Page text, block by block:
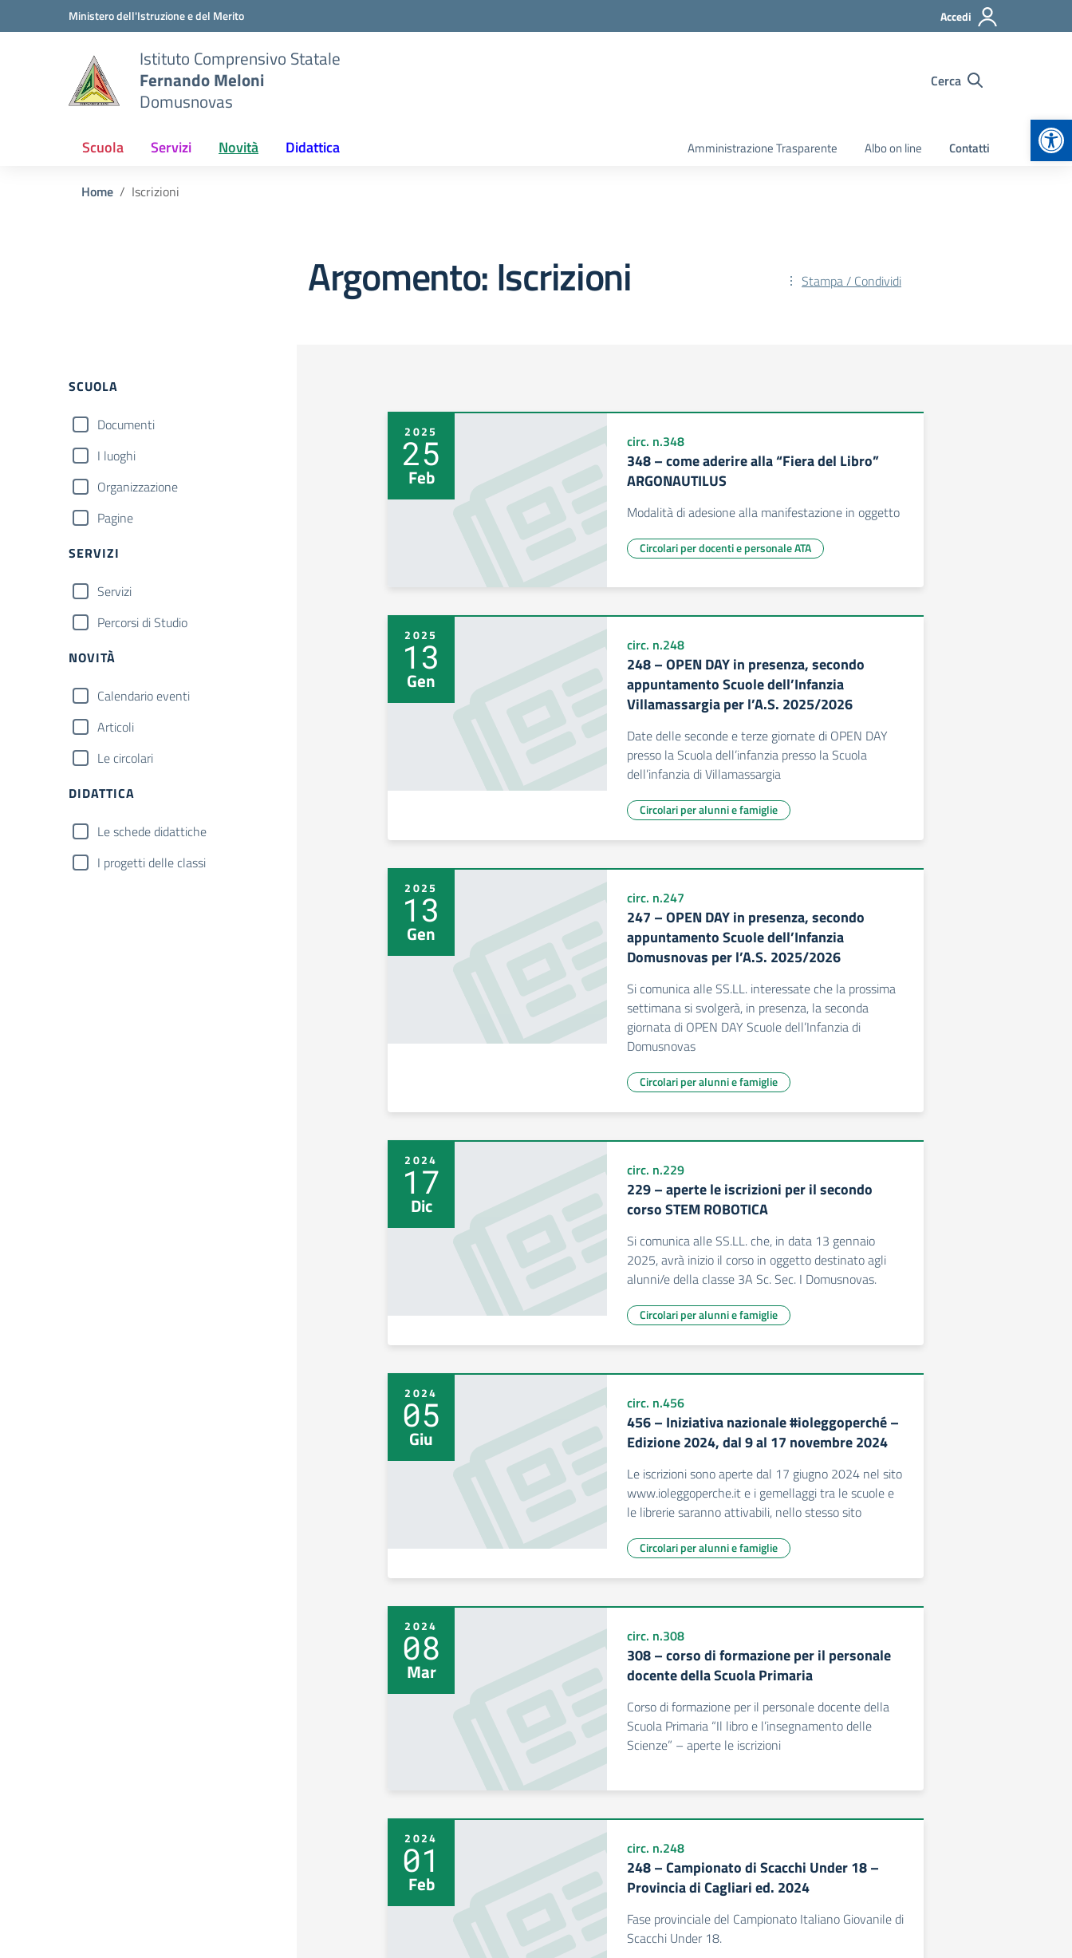
Vai ai contenuti
Vai al menu di navigazioneMinistero dell'Istruzione e del Merito Accedi
Istituto Comprensivo Statale
Fernando Meloni
Domusnovas
Cerca
Scuola Servizi Novità Didattica Amministrazione Trasparente Albo on line Contatti
Home Iscrizioni
Argomento: Iscrizioni Stampa / Condividi
Filtri
SCUOLA
Documenti
I luoghi
Organizzazione
Pagine
SERVIZI
Servizi
Percorsi di Studio
NOVITÀ
Calendario eventi
Articoli
Le circolari
DIDATTICA
Le schede didattiche
I progetti delle classi
2025
25
Feb
circ. n.348
348 – come aderire alla “Fiera del Libro”
ARGONAUTILUS
Modalità di adesione alla manifestazione in oggetto
Circolari per docenti e personale ATA
2025
13
Gen
circ. n.248
248 – OPEN DAY in presenza, secondo
appuntamento Scuole dell’Infanzia
Villamassargia per l’A.S. 2025/2026
Date delle seconde e terze giornate di OPEN DAY
presso la Scuola dell’infanzia presso la Scuola
dell’infanzia di Villamassargia
Circolari per alunni e famiglie
2025
13
Gen
circ. n.247
247 – OPEN DAY in presenza, secondo
appuntamento Scuole dell’Infanzia
Domusnovas per l’A.S. 2025/2026
Si comunica alle SS.LL. interessate che la prossima
settimana si svolgerà, in presenza, la seconda
giornata di OPEN DAY Scuole dell’Infanzia di
Domusnovas
Circolari per alunni e famiglie
2024
17
Dic
circ. n.229
229 – aperte le iscrizioni per il secondo
corso STEM ROBOTICA
Si comunica alle SS.LL. che, in data 13 gennaio
2025, avrà inizio il corso in oggetto destinato agli
alunni/e della classe 3A Sc. Sec. I Domusnovas.
Circolari per alunni e famiglie
2024
05
Giu
circ. n.456
456 – Iniziativa nazionale #ioleggoperché –
Edizione 2024, dal 9 al 17 novembre 2024
Le iscrizioni sono aperte dal 17 giugno 2024 nel sito
www.ioleggoperche.it e i gemellaggi tra le scuole e
le librerie saranno attivabili, nello stesso sito
Circolari per alunni e famiglie
2024
08
Mar
circ. n.308
308 – corso di formazione per il personale
docente della Scuola Primaria
Corso di formazione per il personale docente della
Scuola Primaria “Il libro e l’insegnamento delle
Scienze” – aperte le iscrizioni
2024
01
Feb
circ. n.248
248 – Campionato di Scacchi Under 18 –
Provincia di Cagliari ed. 2024
Fase provinciale del Campionato Italiano Giovanile di
Scacchi Under 18.